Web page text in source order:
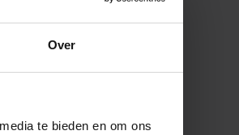
Over
te bieden en om ons